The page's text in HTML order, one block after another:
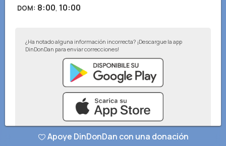
DOM: 8:00, 10:00
¿Ha notado alguna información incorrecta? ¡Descargue la app
DinDonDan para enviar correcciones!
Apoye DinDonDan con una donación